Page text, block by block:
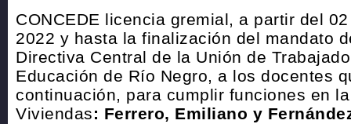
CONCEDE licencia gremial, a partir del
2022 y hasta la finalización del mandato
Directiva Central de la Unión de
Educación de Río Negro, a los docentes
continuación, para cumplir funciones en
Viviendas: Ferrero, Emiliano y